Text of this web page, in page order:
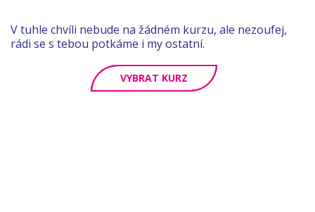
V tuhle chvíli nebude na žádném kurzu, ale nezoufej,
rádi se s tebou potkáme i my ostatní.
VYBRAT KURZ